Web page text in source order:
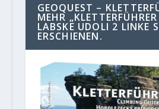
GEOQUEST –
MEHR
LABSKE UDOLI 2 LINKE
ERSCHIENEN.